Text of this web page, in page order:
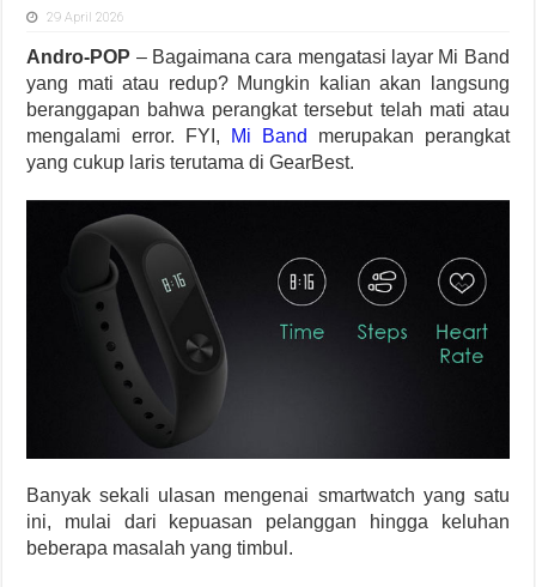
29 April 2026
Andro-POP – Bagaimana cara mengatasi layar Mi Band
yang mati atau redup? Mungkin kalian akan langsung
beranggapan bahwa perangkat tersebut telah mati atau
mengalami error. FYI,
Mi Band
merupakan perangkat
yang cukup laris terutama di GearBest.
Banyak sekali ulasan mengenai smartwatch yang satu
ini, mulai dari kepuasan pelanggan hingga keluhan
beberapa masalah yang timbul.